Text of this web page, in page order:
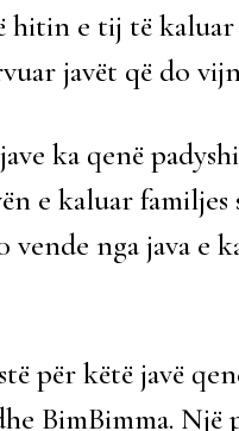
hitin e tij të
javët që do
ka qenë
e kaluar
nga java e
për këtë javë
BimBimma.